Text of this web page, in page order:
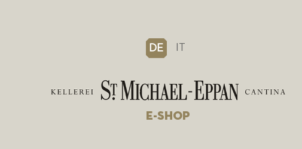
DE IT
E-SHOP